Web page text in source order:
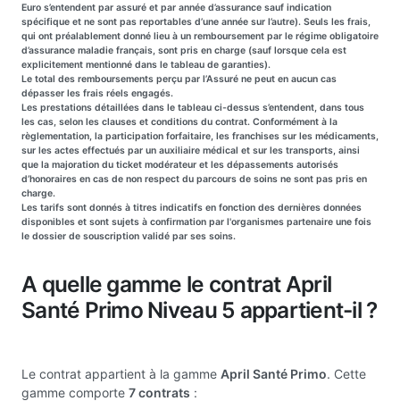
Euro s’entendent par assuré et par année d’assurance sauf indication
spécifique et ne sont pas reportables d’une année sur l’autre). Seuls les frais,
qui ont préalablement donné lieu à un remboursement par le régime obligatoire
d’assurance maladie français, sont pris en charge (sauf lorsque cela est
explicitement mentionné dans le tableau de garanties).
Le total des remboursements perçu par l’Assuré ne peut en aucun cas
dépasser les frais réels engagés.
Les prestations détaillées dans le tableau ci-dessus s’entendent, dans tous
les cas, selon les clauses et conditions du contrat. Conformément à la
règlementation, la participation forfaitaire, les franchises sur les médicaments,
sur les actes effectués par un auxiliaire médical et sur les transports, ainsi
que la majoration du ticket modérateur et les dépassements autorisés
d’honoraires en cas de non respect du parcours de soins ne sont pas pris en
charge.
Les tarifs sont donnés à titres indicatifs en fonction des dernières données
disponibles et sont sujets à confirmation par l'organismes partenaire une fois
le dossier de souscription validé par ses soins.
A quelle gamme le contrat April
Santé Primo Niveau 5 appartient-il ?
Le contrat appartient à la gamme April Santé Primo. Cette
gamme comporte 7 contrats :